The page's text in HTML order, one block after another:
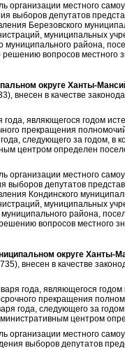
местного
выборов депутатов
Березовского
муниципальных
муниципального района,
решению вопросов местного
округе Ханты-
внесен в качестве
являющегося годом
прекращения
следующего за годом, в
центром определен
местного
выборов депутатов
Кондинского
муниципальных
района,
вопросов местного
округе Ханты-
внесен в качестве
года, являющегося
прекращения
года, следующего за
центром
местного
выборов депутатов